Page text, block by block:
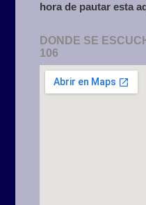
hora de pautar esta
DONDE SE
106